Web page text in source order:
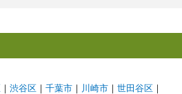
｜ 渋谷区 ｜ 千葉市 ｜ 川崎市 ｜ 世田谷区 ｜